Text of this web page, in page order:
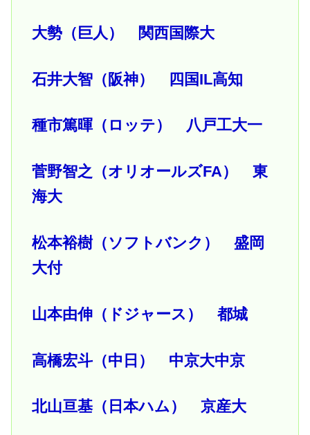
大勢（巨人） 関西国際大
石井大智（阪神） 四国IL高知
種市篤暉（ロッテ） 八戸工大一
菅野智之（オリオールズFA） 東
海大
松本裕樹（ソフトバンク） 盛岡
大付
山本由伸（ドジャース） 都城
高橋宏斗（中日） 中京大中京
北山亘基（日本ハム） 京産大